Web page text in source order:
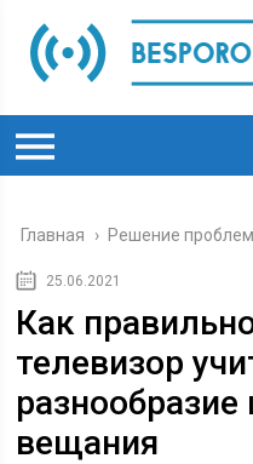
Главная › Решение проблем
25.06.2021
Как
телевизор
вещания